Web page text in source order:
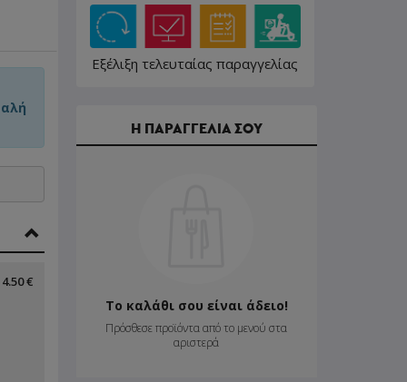
4.50 €
Εξέλιξη τελευταίας παραγγελίας
Η ΠΑΡΑΓΓΕΛΙΑ ΣΟΥ
Το καλάθι σου είναι άδειο!
Πρόσθεσε προϊόντα από το μενού στα
αριστερά